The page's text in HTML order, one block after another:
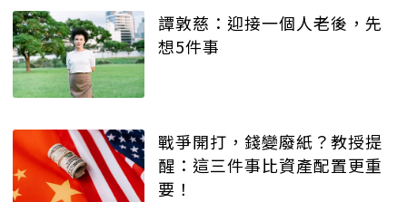
譚敦慈：迎接一個人老後，先
想5件事
戰爭開打，錢變廢紙？教授提
醒：這三件事比資產配置更重
要！